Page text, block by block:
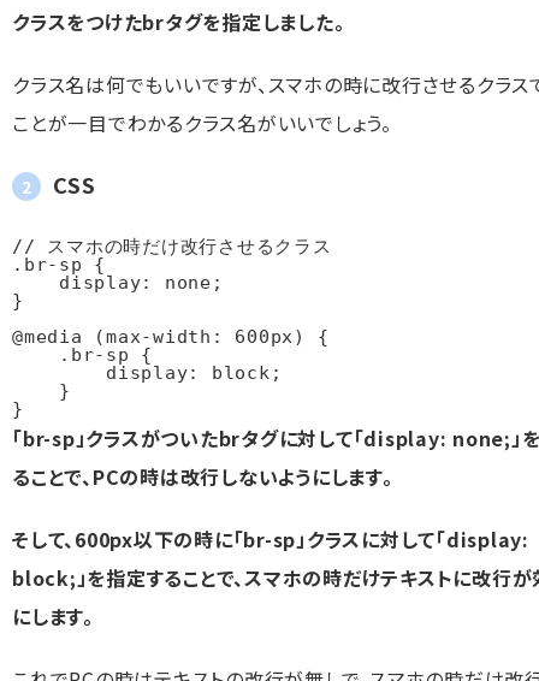
クラスをつけたbrタグを指定しました。
クラス名は何でもいいですが、スマホの時に改行させるクラス
ことが一目でわかるクラス名がいいでしょう。
CSS
// スマホの時だけ改行させるクラス
.br-sp {
    display: none;
}
@media (max-width: 600px) {
    .br-sp {
        display: block;
    }
}
「br-sp」クラスがついたbrタグに対して「display: none;」
ることで、PCの時は改行しないようにします。
そして、600px以下の時に「br-sp」クラスに対して「display:
block;」を指定することで、スマホの時だけテキストに改行が
にします。